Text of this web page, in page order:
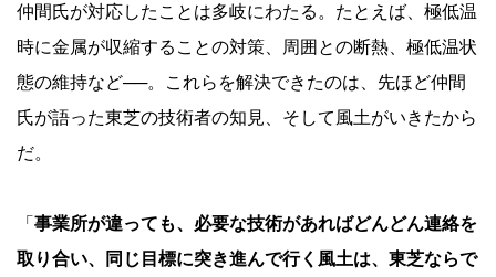
仲間氏が対応したことは多岐にわたる。たとえば、極低温
時に金属が収縮することの対策、周囲との断熱、極低温状
態の維持など──。これらを解決できたのは、先ほど仲間
氏が語った東芝の技術者の知見、そして風土がいきたから
だ。
「 事業所が違っても、必要な技術があればどんどん連絡を
取り合い、同じ目標に突き進んで行く風土は、東芝ならで